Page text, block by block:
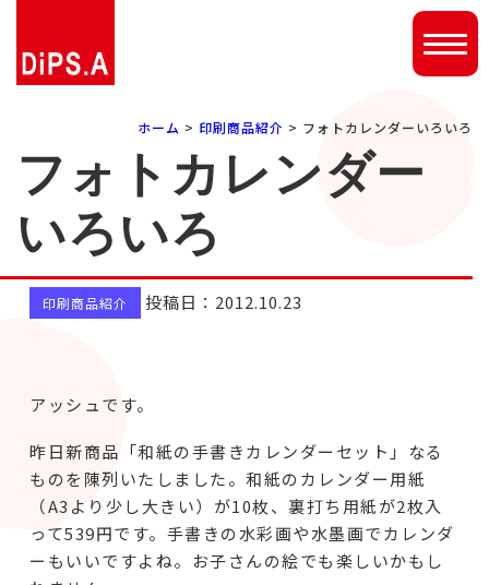
ホーム > 印刷商品紹介 > フォトカレンダーいろいろ
フォトカレンダー
いろいろ
印刷商品紹介 投稿日：2012.10.23
アッシュです。
昨日新商品「和紙の手書きカレンダーセット」なる
ものを陳列いたしました。和紙のカレンダー用紙
（A3より少し大きい）が10枚、裏打ち用紙が2枚入
って539円です。手書きの水彩画や水墨画でカレンダ
ーもいいですよね。お子さんの絵でも楽しいかもし